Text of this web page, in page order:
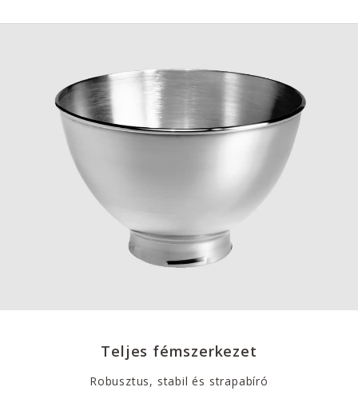
Teljes fémszerkezet
Robusztus, stabil és strapabíró